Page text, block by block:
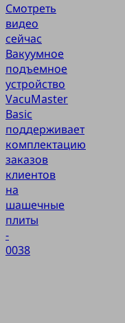
Смотреть
видео
сейчас
Вакуумное
подъемное
устройство
VacuMaster
Basic
поддерживает
комплектацию
заказов
клиентов
на
шашечные
плиты
-
0038